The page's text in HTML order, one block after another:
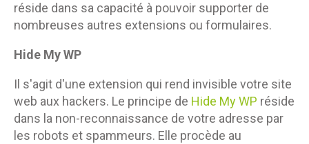
réside dans sa capacité à pouvoir supporter de
nombreuses autres extensions ou formulaires.
Hide My WP
Il s'agit d'une extension qui rend invisible votre site
web aux hackers. Le principe de Hide My WP réside
dans la non-reconnaissance de votre adresse par
les robots et spammeurs. Elle procède au